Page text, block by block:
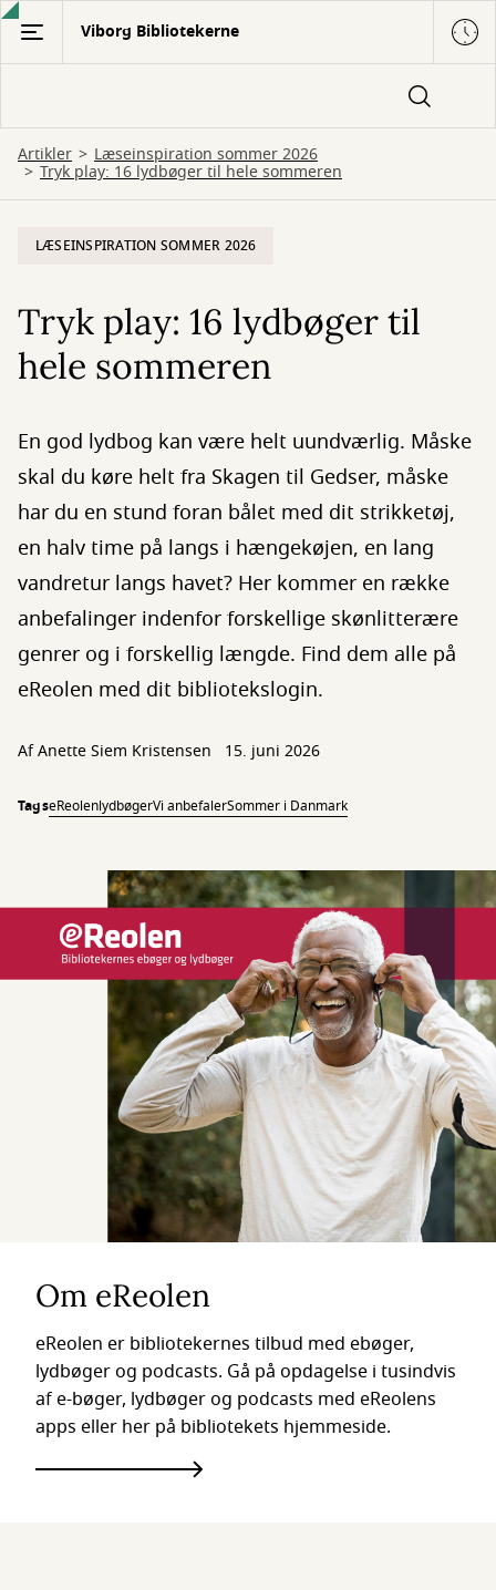
Gå
hovedindhold
Viborg Bibliotekerne
Artikler Læseinspiration sommer 2026
Tryk play: 16 lydbøger til hele sommeren
LÆSEINSPIRATION SOMMER 2026
Tryk play: 16 lydbøger til
hele sommeren
En god lydbog kan være helt uundværlig. Måske
skal du køre helt fra Skagen til Gedser, måske
har du en stund foran bålet med dit strikketøj,
en halv time på langs i hængekøjen, en lang
vandretur langs havet? Her kommer en række
anbefalinger indenfor forskellige skønlitterære
genrer og i forskellig længde. Find dem alle på
eReolen med dit bibliotekslogin.
AfAnette Siem Kristensen 15. juni 2026
TagseReolenlydbøgerVi anbefalerSommer i Danmark
Om eReolen
eReolen er bibliotekernes tilbud med ebøger,
lydbøger og podcasts. Gå på opdagelse i tusindvis
af e-bøger, lydbøger og podcasts med eReolens
apps eller her på bibliotekets hjemmeside.